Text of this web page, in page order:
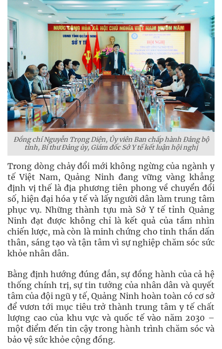
Đồng chí Nguyễn Trọng Diện, Ủy viên Ban chấp hành Đảng bộ
tỉnh, Bí thư Đảng ủy, Giám đốc Sở Y tế kết luận hội nghị
Trong dòng chảy đổi mới không ngừng của ngành y
tế Việt Nam, Quảng Ninh đang vững vàng khẳng
định vị thế là địa phương tiên phong về chuyển đổi
số, hiện đại hóa y tế và lấy người dân làm trung tâm
phục vụ. Những thành tựu mà Sở Y tế tỉnh Quảng
Ninh đạt được không chỉ là kết quả của tầm nhìn
chiến lược, mà còn là minh chứng cho tinh thần dấn
thân, sáng tạo và tận tâm vì sự nghiệp chăm sóc sức
khỏe nhân dân.
Bằng định hướng đúng đắn, sự đồng hành của cả hệ
thống chính trị, sự tin tưởng của nhân dân và quyết
tâm của đội ngũ y tế, Quảng Ninh hoàn toàn có cơ sở
để vươn tới mục tiêu trở thành trung tâm y tế chất
lượng cao của khu vực và quốc tế vào năm 2030 –
một điểm đến tin cậy trong hành trình chăm sóc và
bảo vệ sức khỏe cộng đồng.